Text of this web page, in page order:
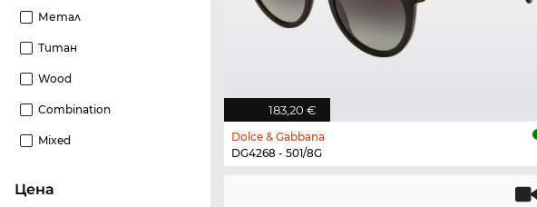
Метал
Титан
Wood
Combination
Mixed
Цена
183,20 €
Dolce & Gabbana
DG4268 - 501/8G